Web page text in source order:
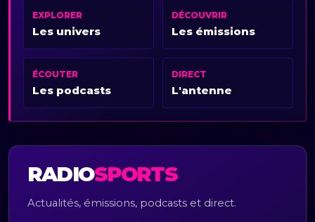
EXPLORER
Les univers
DÉCOUVRIR
Les émissions
ÉCOUTER
Les podcasts
DIRECT
L'antenne
RADIOSPORTS
Actualités, émissions, podcasts et direct.